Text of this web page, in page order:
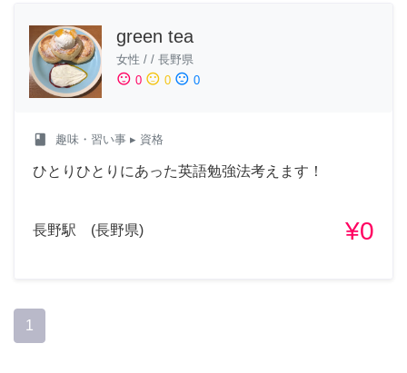
green tea
女性 / / 長野県
sentiment_satisfied 0 sentiment_neutral 0 sentiment_dissatisfied 0
class 趣味・習い事 ▸ 資格
ひとりひとりにあった英語勉強法考えます！
長野駅 (長野県) ¥0
1